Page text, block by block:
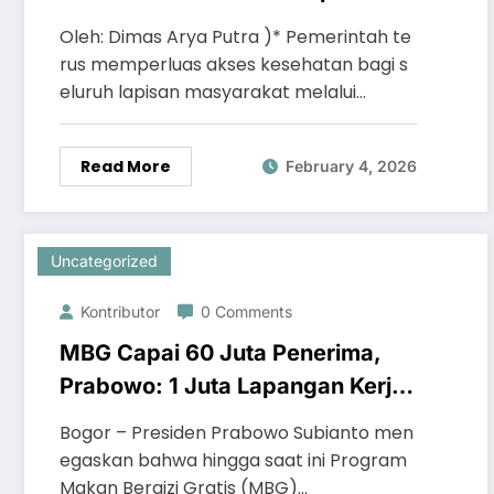
Standar Gizi
Oleh: Dimas Arya Putra )* Pemerintah te
rus memperluas akses kesehatan bagi s
eluruh lapisan masyarakat melalui…
Read More February 4, 2026
Uncategorized
Kontributor 0 Comments
MBG Capai 60 Juta Penerima,
Prabowo: 1 Juta Lapangan Kerja
Telah Tercipta
Bogor – Presiden Prabowo Subianto men
egaskan bahwa hingga saat ini Program
Makan Bergizi Gratis (MBG)…